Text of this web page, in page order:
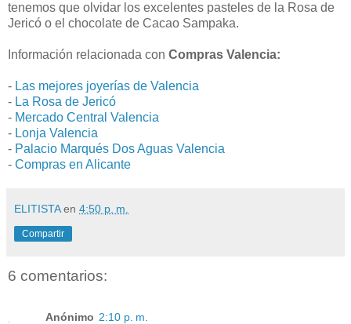
tenemos que olvidar los excelentes pasteles de la Rosa de
Jericó o el chocolate de Cacao Sampaka.
Información relacionada con Compras Valencia:
- Las mejores joyerías de Valencia
- La Rosa de Jericó
- Mercado Central Valencia
- Lonja Valencia
- Palacio Marqués Dos Aguas Valencia
- Compras en Alicante
ELITISTA en 4:50 p. m.
Compartir
6 comentarios:
Anónimo 2:10 p. m.